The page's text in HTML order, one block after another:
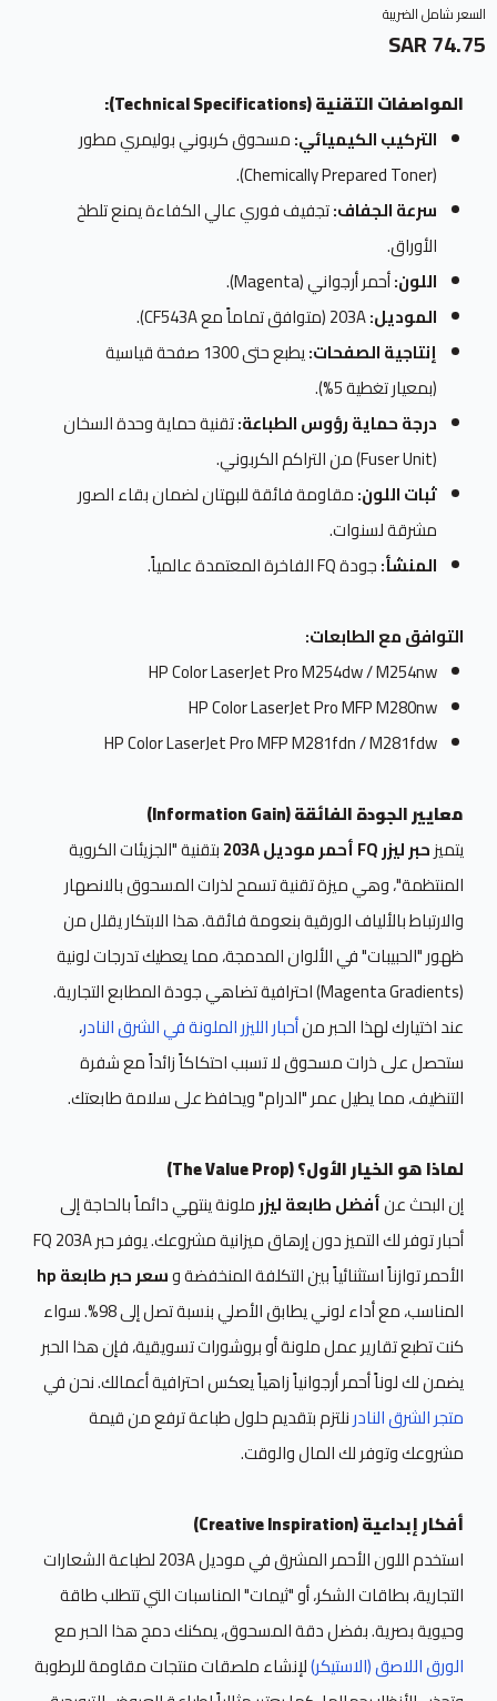
السعر شامل الضريبة
74.75 SAR
المواصفات التقنية (Technical Specifications):
التركيب الكيميائي:مسحوق كربوني بوليمري مطور
(Chemically Prepared Toner).
سرعة الجفاف:تجفيف فوري عالي الكفاءة يمنع تلطخ
الأوراق.
اللون:أحمر أرجواني (Magenta).
الموديل:
إنتاجية الصفحات:
يطبع حتى 1300 صفحة قياسية
(بمعيار تغطية 5%).
درجة حماية رؤوس الطباعة:تقنية حماية وحدة السخان
(Fuser Unit) من التراكم الكربوني.
ثبات اللون:مقاومة فائقة للبهتان لضمان بقاء الصور
مشرقة لسنوات.
المنشأ:جودة FQ الفاخرة المعتمدة عالمياً.
التوافق مع الطابعات:
HP Color LaserJet Pro M254dw / M254nw
HP Color LaserJet Pro MFP M280nw
HP Color LaserJet Pro MFP M281fdn / M281fdw
معايير الجودة الفائقة (Information Gain)
يتميزحبر ليزر FQ أحمر موديل 203A
بتقنية "الجزيئات الكروية
المنتظمة"، وهي ميزة تقنية تسمح لذرات المسحوق بالانصهار
والارتباط بالألياف الورقية بنعومة فائقة. هذا الابتكار يقلل من
ظهور "الحبيبات" في الألوان المدمجة، مما يعطيك تدرجات لونية
(Magenta Gradients) احترافية تضاهي جودة المطابع التجارية.
عند اختيارك لهذا الحبر منأحبار الليزر الملونة في الشرق النادر،
ستحصل على ذرات مسحوق لا تسبب احتكاكاً زائداً مع شفرة
التنظيف، مما يطيل عمر "الدرام" ويحافظ على سلامة طابعتك.
لماذا هو الخيار الأول؟ (The Value Prop)
إن البحث عنأفضل طابعة ليزرملونة ينتهي دائماً بالحاجة إلى
أحبار توفر لك التميز دون إرهاق ميزانية مشروعك. يوفر حبر FQ 203A
الأحمر توازناً استثنائياً بين التكلفة المنخفضة وسعر حبر طابعة hp
المناسب، مع أداء لوني يطابق الأصلي بنسبة تصل إلى 98%. سواء
كنت تطبع تقارير عمل ملونة أو بروشورات تسويقية، فإن هذا الحبر
يضمن لك لوناً أحمر أرجوانياً زاهياً يعكس احترافية أعمالك. نحن في
متجر الشرق النادرنلتزم بتقديم حلول طباعة ترفع من قيمة
مشروعك وتوفر لك المال والوقت.
أفكار إبداعية (Creative Inspiration)
استخدم اللون الأحمر المشرق في موديل 203A لطباعة الشعارات
التجارية، بطاقات الشكر، أو "ثيمات" المناسبات التي تتطلب طاقة
وحيوية بصرية. بفضل دقة المسحوق، يمكنك دمج هذا الحبر مع
الورق اللاصق (الاستيكر)لإنشاء ملصقات منتجات مقاومة للرطوبة